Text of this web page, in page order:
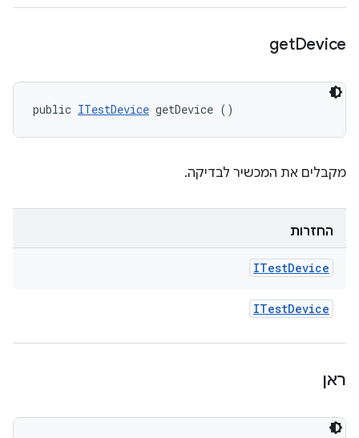
getDevice
public ITestDevice getDevice ()
מקבלים את המכשיר לבדיקה.
החזרות
ITestDevice
ITestDevice
ראן